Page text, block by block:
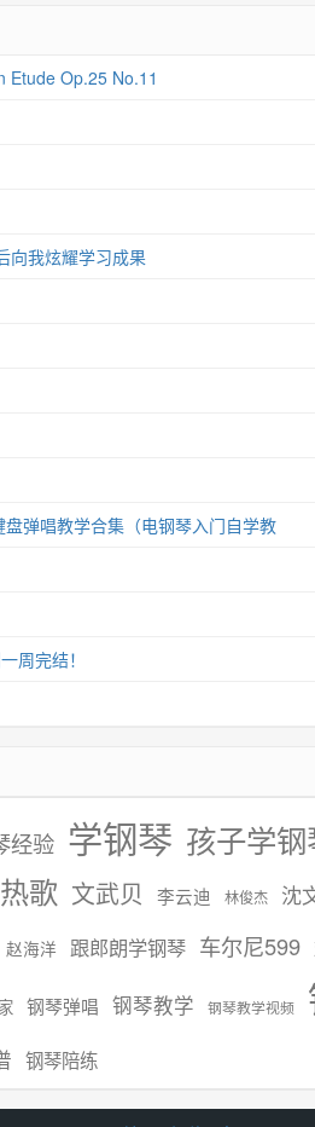
Etude Op.25 No.11
向我炫耀学习成果
弹唱教学合集（电钢琴入门自学教
周完结！
经验 学钢琴 孩子学钢
歌 文武贝 李云迪 林俊杰 沈
赵海洋 跟郎朗学钢琴 车尔尼599
钢琴弹唱 钢琴教学 钢琴教学视频
钢琴陪练